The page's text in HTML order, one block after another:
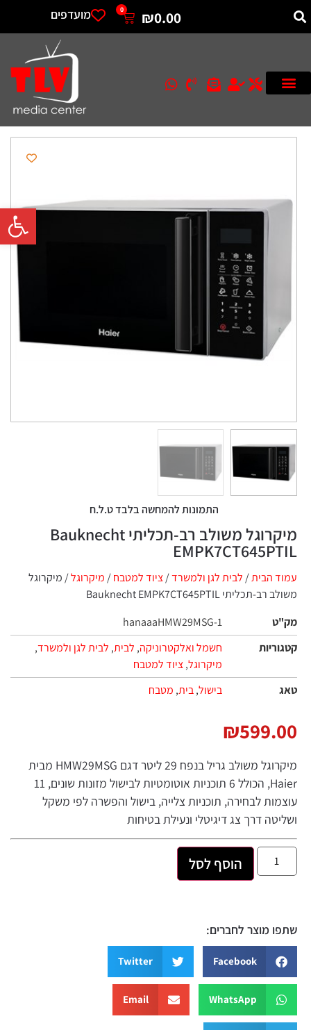
פתח
₪0.00
0 מועדפים
התמונות להמחשה בלבד ט.ל.ח
מיקרוגל משולב רב-תכליתי Bauknecht
EMPK7CT645PTIL
עמוד הבית/ לבית לגן ולמשרד/ציוד למטבח/ מיקרוגל/ מיקרוגל
משולב רב-תכליתי Bauknecht EMPK7CT645PTIL
מק"ט
hanaaaHMW29MSG-1
קטגוריות
חשמל ואלקטרוניקה, לבית, לבית לגן ולמשרד,
מיקרוגל,ציוד למטבח
טאג
בישול,בית, מטבח
₪599.00
מיקרוגל משולב גריל בנפח 29 ליטר דגם HMW29MSG מבית
Haier, הכולל 6 תוכניות אוטומטיות לבישול מזונות שונים, 11
עוצמות לבחירה, תוכניות צלייה, בישול והפשרה לפי משקל
ושליטה דרך צג דיגיטלי ונעילת בטיחות
הוסף לסל
שתפו מוצר לחברים:
Facebook
Twitter
WhatsApp
Email